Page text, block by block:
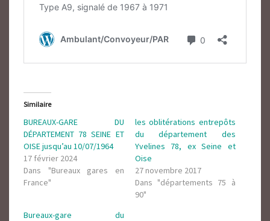
Similaire
BUREAUX-GARE DU
DÉPARTEMENT 78 SEINE ET
OISE jusqu’au 10/07/1964
17 février 2024
Dans "Bureaux gares en
France"
les oblitérations entrepôts
du département des
Yvelines 78, ex Seine et
Oise
27 novembre 2017
Dans "départements 75 à
90"
Bureaux-gare du